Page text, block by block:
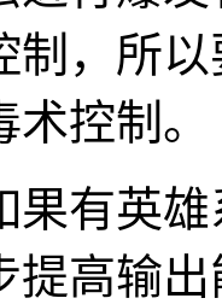
制，所
控制。
果有英
提高输